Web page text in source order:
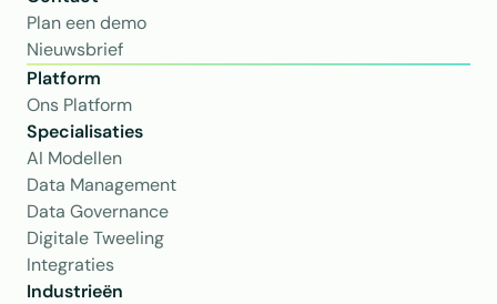
Plan een demo
Nieuwsbrief
Platform
Ons Platform
Specialisaties
AI Modellen
Data Management
Data Governance
Digitale Tweeling
Integraties
Industrieën